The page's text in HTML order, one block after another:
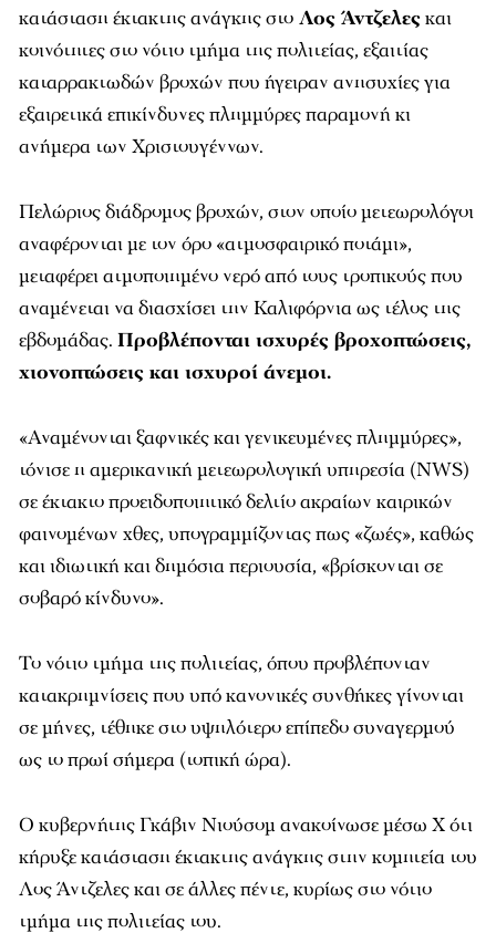
κατάσταση έκτακτης ανάγκης στο Λος Άντζελεςκαι
κοινότητες στο νότιο τμήμα της πολιτείας, εξαιτίας
καταρρακτωδών βροχών που ήγειραν ανησυχίες για
εξαιρετικά επικίνδυνες πλημμύρες παραμονή κι
ανήμερα των Χριστουγέννων.
Πελώριος διάδρομος βροχών, στον οποίο μετεωρολόγοι
αναφέρονται με τον όρο «ατμοσφαιρικό ποτάμι»,
μεταφέρει ατμοποιημένο νερό από τους τροπικούς που
αναμένεται να διασχίσει την Καλιφόρνια ως τέλος της
εβδομάδας. Προβλέπονται ισχυρές βροχοπτώσεις,
χιονοπτώσεις και ισχυροί άνεμοι.
«Αναμένονται ξαφνικές και γενικευμένες πλημμύρες»,
τόνισε η αμερικανική μετεωρολογική υπηρεσία (NWS)
σε έκτακτο προειδοποιητικό δελτίο ακραίων καιρικών
φαινομένων χθες, υπογραμμίζοντας πως «ζωές», καθώς
και ιδιωτική και δημόσια περιουσία, «βρίσκονται σε
σοβαρό κίνδυνο».
Το νότιο τμήμα της πολιτείας, όπου προβλέπονταν
κατακρημνίσεις που υπό κανονικές συνθήκες γίνονται
σε μήνες, τέθηκε στο υψηλότερο επίπεδο συναγερμού
ως το πρωί σήμερα (τοπική ώρα).
Ο κυβερνήτης Γκάβιν Νιούσομ ανακοίνωσε μέσω X ότι
κήρυξε κατάσταση έκτακτης ανάγκης στην κομητεία του
Λος Άντζελες και σε άλλες πέντε, κυρίως στο νότιο
τμήμα της πολιτείας του.